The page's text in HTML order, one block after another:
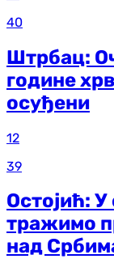
40
Штрбац:
године
осуђени
12
39
Остојић:
тражимо
над